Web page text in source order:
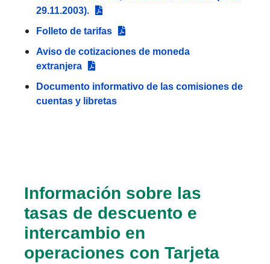
29.11.2003).
Folleto de tarifas
Aviso de cotizaciones de moneda
extranjera
Documento informativo de las comisiones de
cuentas y libretas
Información sobre las
tasas de descuento e
intercambio en
operaciones con Tarjeta